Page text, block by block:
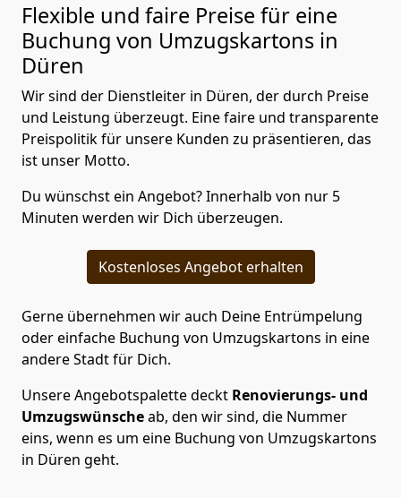
Flexible und faire Preise für eine
Buchung von Umzugskartons in
Düren
Wir sind der Dienstleiter in Düren, der durch Preise
und Leistung überzeugt. Eine faire und transparente
Preispolitik für unsere Kunden zu präsentieren, das
ist unser Motto.
Du wünschst ein Angebot? Innerhalb von nur 5
Minuten werden wir Dich überzeugen.
Kostenloses Angebot erhalten
Gerne übernehmen wir auch Deine Entrümpelung
oder einfache Buchung von Umzugskartons in eine
andere Stadt für Dich.
Unsere Angebotspalette deckt Renovierungs- und
Umzugswünscheab, den wir sind, die Nummer
eins, wenn es um eine Buchung von Umzugskartons
in Düren geht.